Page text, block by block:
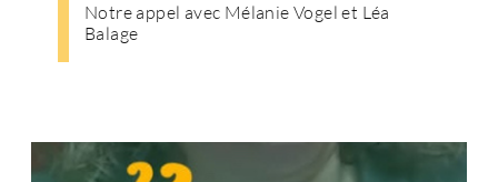
Notre appel avec Mélanie Vogel et Léa
Balage